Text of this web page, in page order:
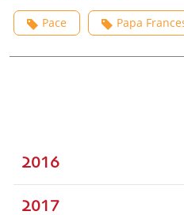
Pace Papa
2016
2017